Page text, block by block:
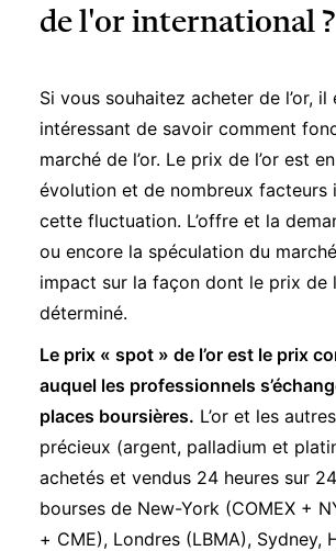
de l'or international ?
Si vous souhaitez acheter de l’or, il
intéressant de savoir comment
marché de l’or. Le prix de l’or est
évolution et de nombreux facteurs
cette fluctuation. L’offre et la
ou encore la spéculation du
impact sur la façon dont le prix de
déterminé.
Le prix « spot » de l’or est le prix
auquel les professionnels
places boursières. L’or et les
précieux (argent, palladium et
achetés et vendus 24 heures sur
bourses de New-York (COMEX +
+ CME), Londres (LBMA), Sydney,